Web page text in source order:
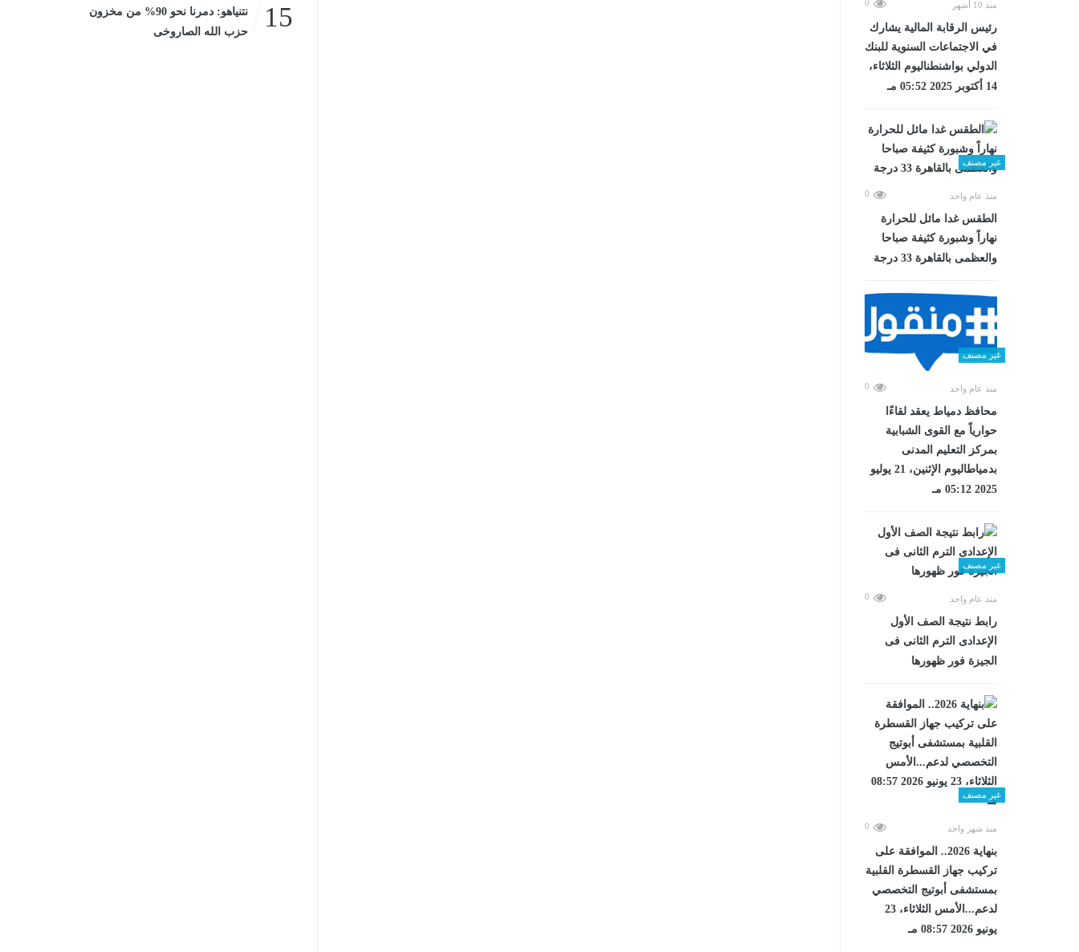
منذ 10 أشهر 0
رئيس الرقابة المالية يشارك
في الاجتماعات السنوية للبنك
الدولي بواشنطناليوم الثلاثاء،
14 أكتوبر 2025 05:52 مـ
غير مصنف
منذ عام واحد 0
الطقس غدا مائل للحرارة
نهاراً وشبورة كثيفة صباحا
والعظمى بالقاهرة 33 درجة
غير مصنف
منذ عام واحد 0
محافظ دمياط يعقد لقاءًا
حوارياً مع القوى الشبابية
بمركز التعليم المدنى
بدمياطاليوم الإثنين، 21 يوليو
2025 05:12 مـ
غير مصنف
منذ عام واحد 0
رابط نتيجة الصف الأول
الإعدادى الترم الثانى فى
الجيزة فور ظهورها
غير مصنف
منذ شهر واحد 0
بنهاية 2026.. الموافقة على
تركيب جهاز القسطرة القلبية
بمستشفى أبوتيج التخصصي
لدعم...الأمس الثلاثاء، 23
يونيو 2026 08:57 مـ
15
نتنياهو: دمرنا نحو 90% من مخزون
حزب الله الصاروخى